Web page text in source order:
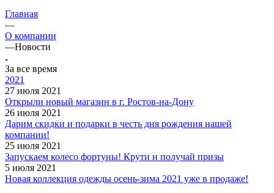
Главная
—
О компании
—Новости
За все время
2021
27 июля 2021
Открыли новый магазин в г. Ростов-на-Дону
26 июля 2021
Дарим скидки и подарки в честь дня рождения нашей
компании!
25 июля 2021
Запускаем колесо фортуны! Крути и получай призы
5 июля 2021
Новая коллекция одежды осень-зима 2021 уже в продаже!